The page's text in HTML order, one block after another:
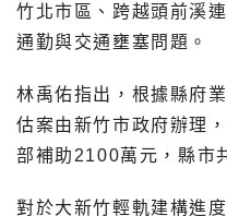
竹北市區、跨越頭前溪
通勤與交通壅塞問題。
林禹佑指出，根據縣府
估案由新竹市政府辦理
部補助2100萬元，縣市
對於大新竹輕軌建構進